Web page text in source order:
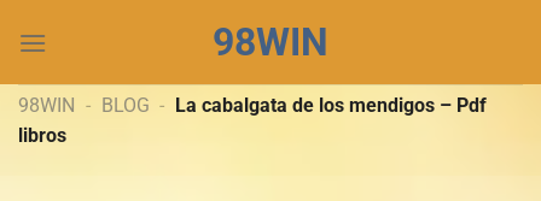
đến
dung
98WIN
98WIN - BLOG - La cabalgata de los mendigos – Pdf
libros